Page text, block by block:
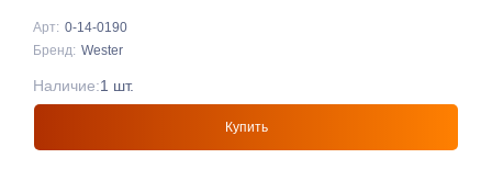
Арт: 0-14-0190
Бренд: Wester
Купить
Наличие:1 шт.